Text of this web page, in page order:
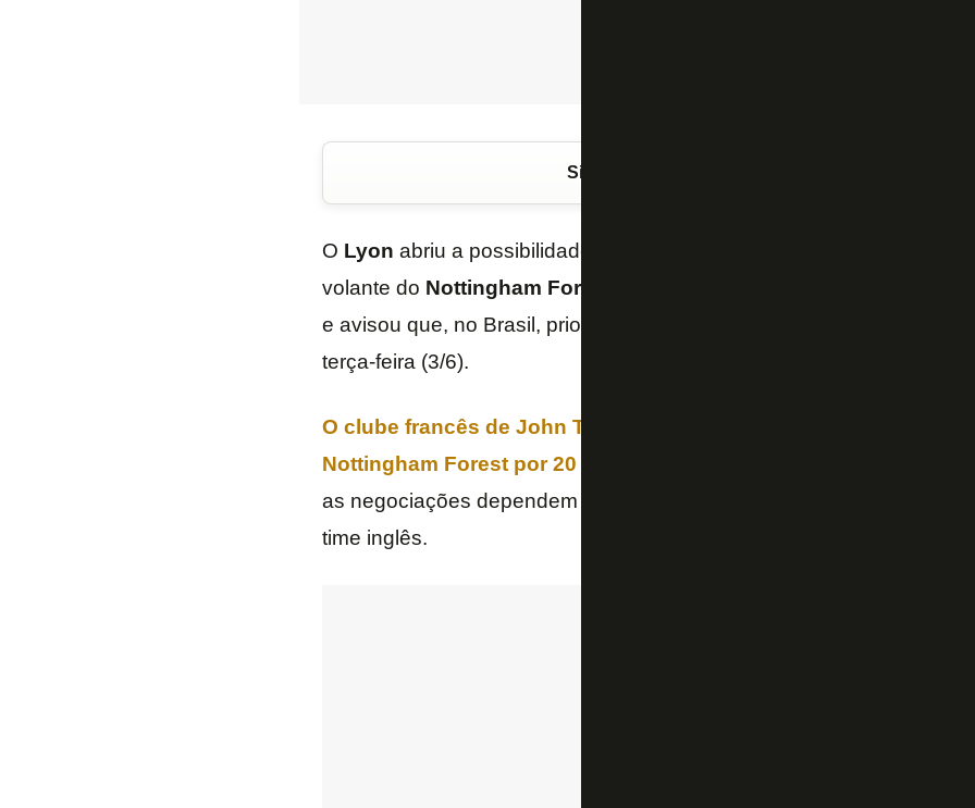
Siga o FogãoNET
O Lyon abriu a possibilidade de colocar uma cláusula prevendo a
volante do Nottingham Forest
e avisou que, no Brasil, priorizaria voltar ao
terça-feira (3/6).
O clube francês de John Textor está tentando a contratação de
Nottingham Forest por 20 milhões de libras (€ 23,7 milhões, ou
as negociações dependem da ida de Igor Jesus, Cuiabano e Jair do
time inglês.